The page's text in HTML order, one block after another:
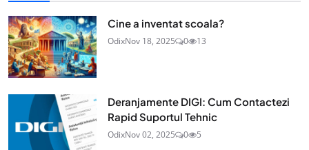
Cine a inventat scoala?
OdixNov 18, 2025 0 13
Deranjamente DIGI: Cum Contactezi
Rapid Suportul Tehnic
OdixNov 02, 2025 0 5